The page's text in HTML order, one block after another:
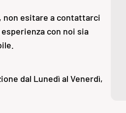
non esitare a contattarci
con noi sia
dal Lunedì al Venerdì,